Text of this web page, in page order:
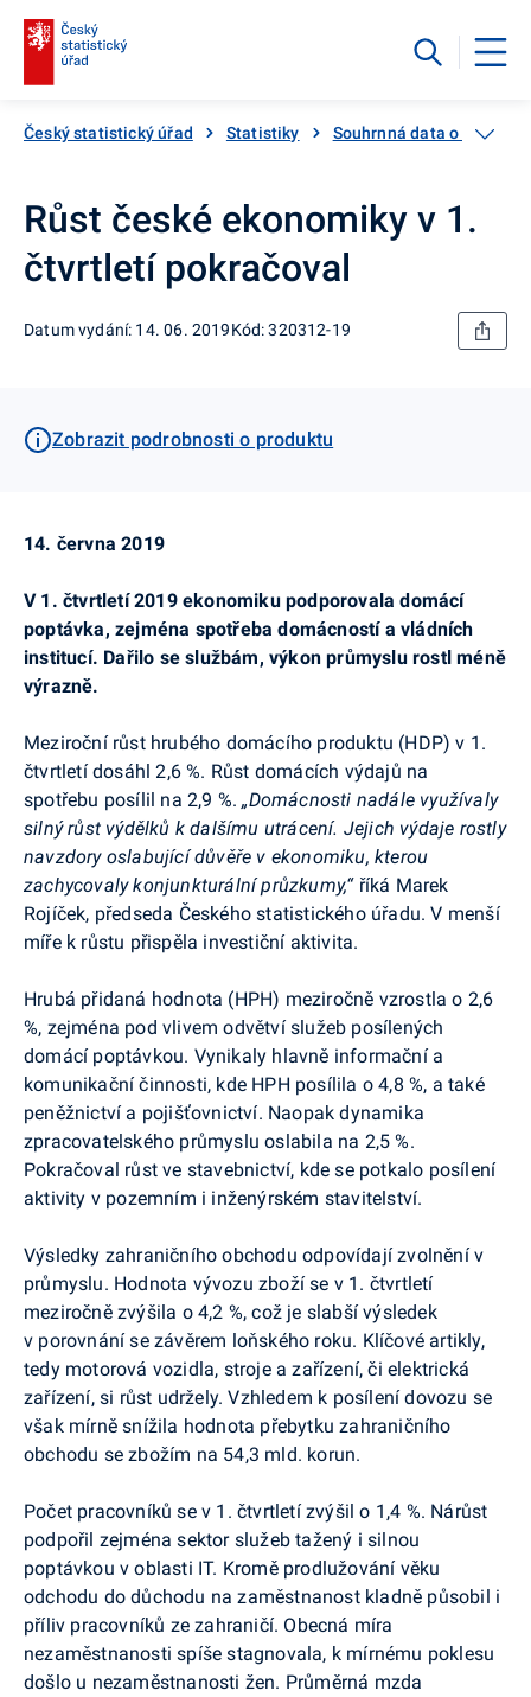
Český statistický úřad Statistiky Souhrnná data o Česku
Růst české ekonomiky v 1.
čtvrtletí pokračoval
Datum vydání: 14. 06. 2019Kód: 320312-19
Zobrazit podrobnosti o produktu
14. června 2019
V 1. čtvrtletí 2019 ekonomiku podporovala domácí
poptávka, zejména spotřeba domácností a vládních
institucí. Dařilo se službám, výkon průmyslu rostl méně
výrazně.
Meziroční růst hrubého domácího produktu (HDP) v 1.
čtvrtletí dosáhl 2,6 %. Růst domácích výdajů na
spotřebu posílil na 2,9 %.„Domácnosti nadále využívaly
silný růst výdělků k dalšímu utrácení. Jejich výdaje rostly
navzdory oslabující důvěře v ekonomiku, kterou
zachycovaly konjunkturální průzkumy,“říká Marek
Rojíček, předseda Českého statistického úřadu. V menší
míře k růstu přispěla investiční aktivita.
Hrubá přidaná hodnota (HPH) meziročně vzrostla o 2,6
%, zejména pod vlivem odvětví služeb posílených
domácí poptávkou. Vynikaly hlavně informační a
komunikační činnosti, kde HPH posílila o 4,8 %, a také
peněžnictví a pojišťovnictví. Naopak dynamika
zpracovatelského průmyslu oslabila na 2,5 %.
Pokračoval růst ve stavebnictví, kde se potkalo posílení
aktivity v pozemním i inženýrském stavitelství.
Výsledky zahraničního obchodu odpovídají zvolnění v
průmyslu. Hodnota vývozu zboží se v 1. čtvrtletí
meziročně zvýšila o 4,2 %, což je slabší výsledek
v porovnání se závěrem loňského roku. Klíčové artikly,
tedy motorová vozidla, stroje a zařízení, či elektrická
zařízení, si růst udržely. Vzhledem k posílení dovozu se
však mírně snížila hodnota přebytku zahraničního
obchodu se zbožím na 54,3 mld. korun.
Počet pracovníků se v 1. čtvrtletí zvýšil o 1,4 %. Nárůst
podpořil zejména sektor služeb tažený i silnou
poptávkou v oblasti IT. Kromě prodlužování věku
odchodu do důchodu na zaměstnanost kladně působil i
příliv pracovníků ze zahraničí. Obecná míra
nezaměstnanosti spíše stagnovala, k mírnému poklesu
došlo u nezaměstnanosti žen. Průměrná mzda